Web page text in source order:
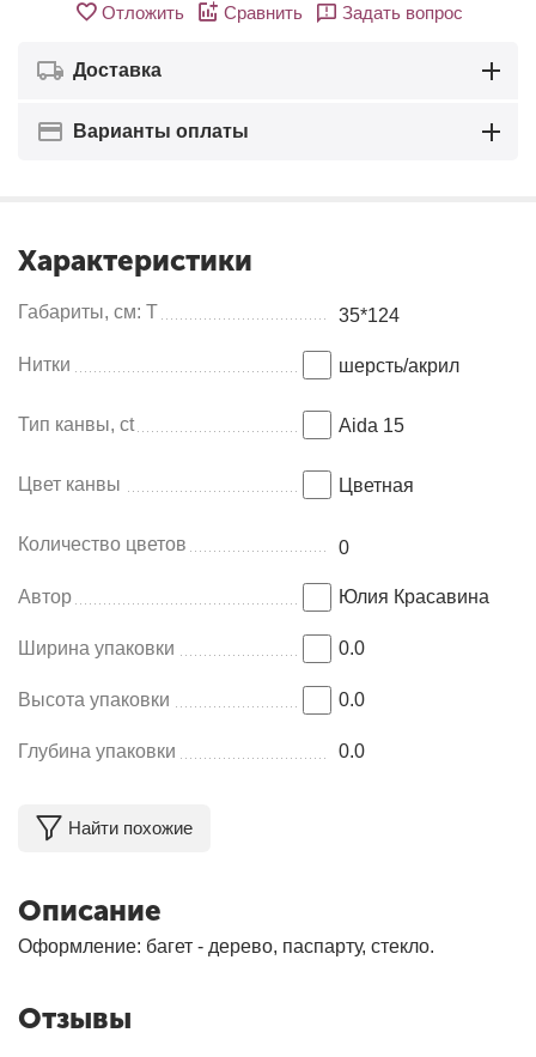
Отложить Сравнить Задать вопрос
Доставка
Варианты оплаты
Характеристики
Габариты, см: Т 35*124
Нитки шерсть/акрил
Тип канвы, ct Aida 15
Цвет канвы Цветная
Количество цветов 0
Автор Юлия Красавина
Ширина упаковки 0.0
Высота упаковки 0.0
Глубина упаковки 0.0
Найти похожие
Описание
Оформление: багет - дерево, паспарту, стекло.
Отзывы